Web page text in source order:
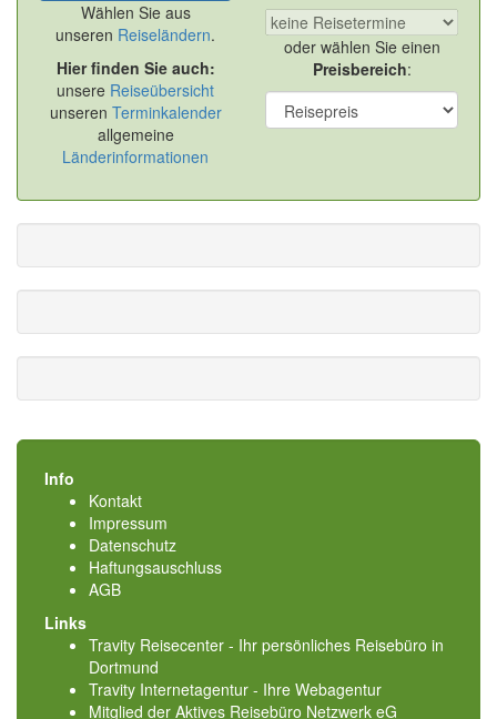
Wählen Sie aus
unseren Reiseländern.
Hier finden Sie auch:
unsere Reiseübersicht
unseren Terminkalender
allgemeine
Länderinformationen
oder wählen Sie einen
Preisbereich:
Info
Kontakt
Impressum
Datenschutz
Haftungsauschluss
AGB
Links
Travity Reisecenter - Ihr persönliches Reisebüro in
Dortmund
Travity Internetagentur - Ihre Webagentur
Mitglied der Aktives Reisebüro Netzwerk eG